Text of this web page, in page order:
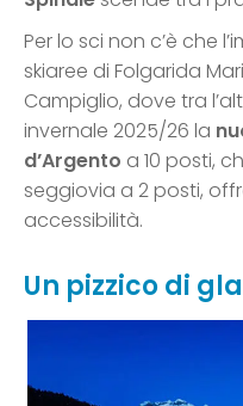
Per lo sci non c’è che
skiaree di Folgarida
Campiglio, dove tra
invernale 2025/26 la
d’Argento a 10 posti,
seggiovia a 2 posti,
accessibilità.
Un pizzico di